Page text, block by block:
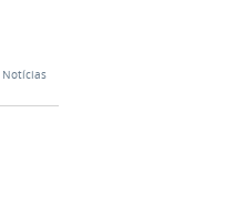
Notícias